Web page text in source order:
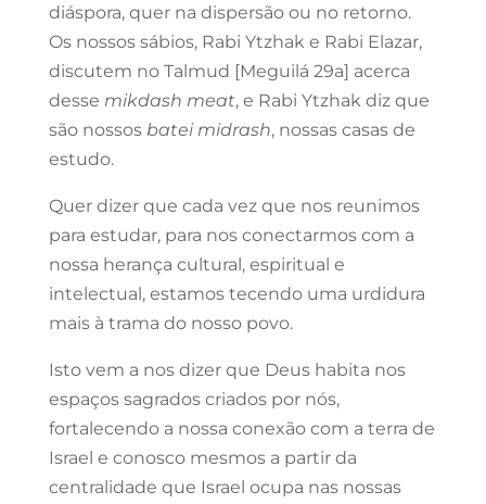
diáspora, quer na dispersão ou no retorno.
Os nossos sábios, Rabi Ytzhak e Rabi Elazar,
discutem no Talmud [Meguilá 29a] acerca
desse mikdash meat, e Rabi Ytzhak diz que
são nossos batei midrash, nossas casas de
estudo.
Quer dizer que cada vez que nos reunimos
para estudar, para nos conectarmos com a
nossa herança cultural, espiritual e
intelectual, estamos tecendo uma urdidura
mais à trama do nosso povo.
Isto vem a nos dizer que Deus habita nos
espaços sagrados criados por nós,
fortalecendo a nossa conexão com a terra de
Israel e conosco mesmos a partir da
centralidade que Israel ocupa nas nossas